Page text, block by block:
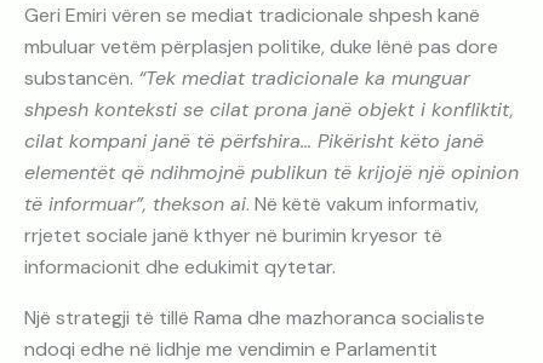
Geri Emiri vëren se mediat tradicionale shpesh kanë
mbuluar vetëm përplasjen politike, duke lënë pas dore
substancën. “Tek mediat tradicionale ka munguar
shpesh konteksti se cilat prona janë objekt i konfliktit,
cilat kompani janë të përfshira… Pikërisht këto janë
elementët që ndihmojnë publikun të krijojë një opinion
të informuar”, thekson ai. Në këtë vakum informativ,
rrjetet sociale janë kthyer në burimin kryesor të
informacionit dhe edukimit qytetar.
Një strategji të tillë Rama dhe mazhoranca socialiste
ndoqi edhe në lidhje me vendimin e Parlamentit